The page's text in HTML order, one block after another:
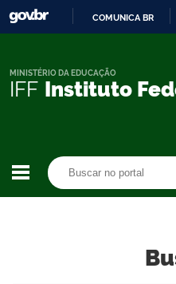
COMUNICA BR
IFF Instituto
MINISTÉRIO DA EDUCAÇÃO